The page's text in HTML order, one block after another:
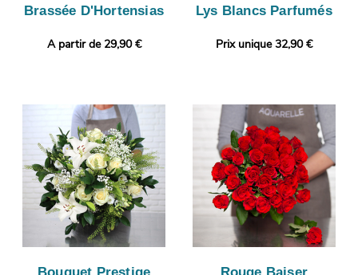
Brassée D'Hortensias
A partir de 29,90 €
Lys Blancs Parfumés
Prix unique 32,90 €